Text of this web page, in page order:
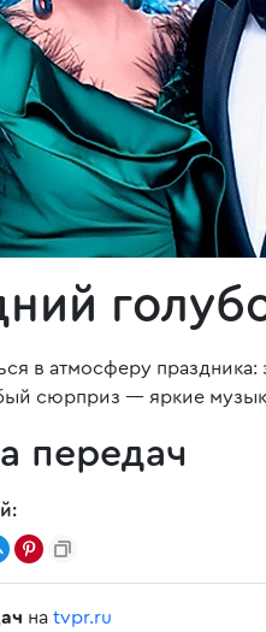
в атмосферу
сюрприз — яркие
передач
на tvpr.ru